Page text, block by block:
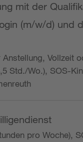
mit der
(m/w/d) und
Vollzeit
Std./Wo.), SOS-
pro Woche),